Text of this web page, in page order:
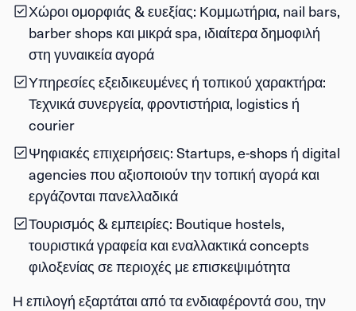
Χώροι ομορφιάς & ευεξίας: Κομμωτήρια, nail bars,
barber shops και μικρά spa, ιδιαίτερα δημοφιλή
στη γυναικεία αγορά
Υπηρεσίες εξειδικευμένες ή τοπικού χαρακτήρα:
Τεχνικά συνεργεία, φροντιστήρια, logistics ή
courier
Ψηφιακές επιχειρήσεις: Startups, e-shops ή digital
agencies που αξιοποιούν την τοπική αγορά και
εργάζονται πανελλαδικά
Τουρισμός & εμπειρίες: Boutique hostels,
τουριστικά γραφεία και εναλλακτικά concepts
φιλοξενίας σε περιοχές με επισκεψιμότητα
Η επιλογή εξαρτάται από τα ενδιαφέροντά σου, την